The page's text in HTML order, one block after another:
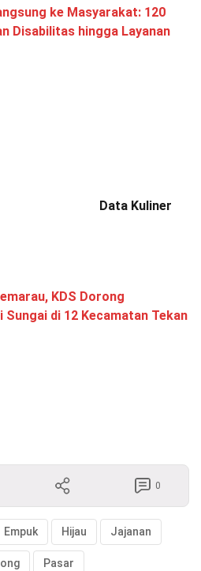
ke Masyarakat: 120
Disabilitas hingga Layanan
Data Kuliner
KDS Dorong
di 12 Kecamatan Tekan
0
Empuk Hijau Jajanan
Pasar